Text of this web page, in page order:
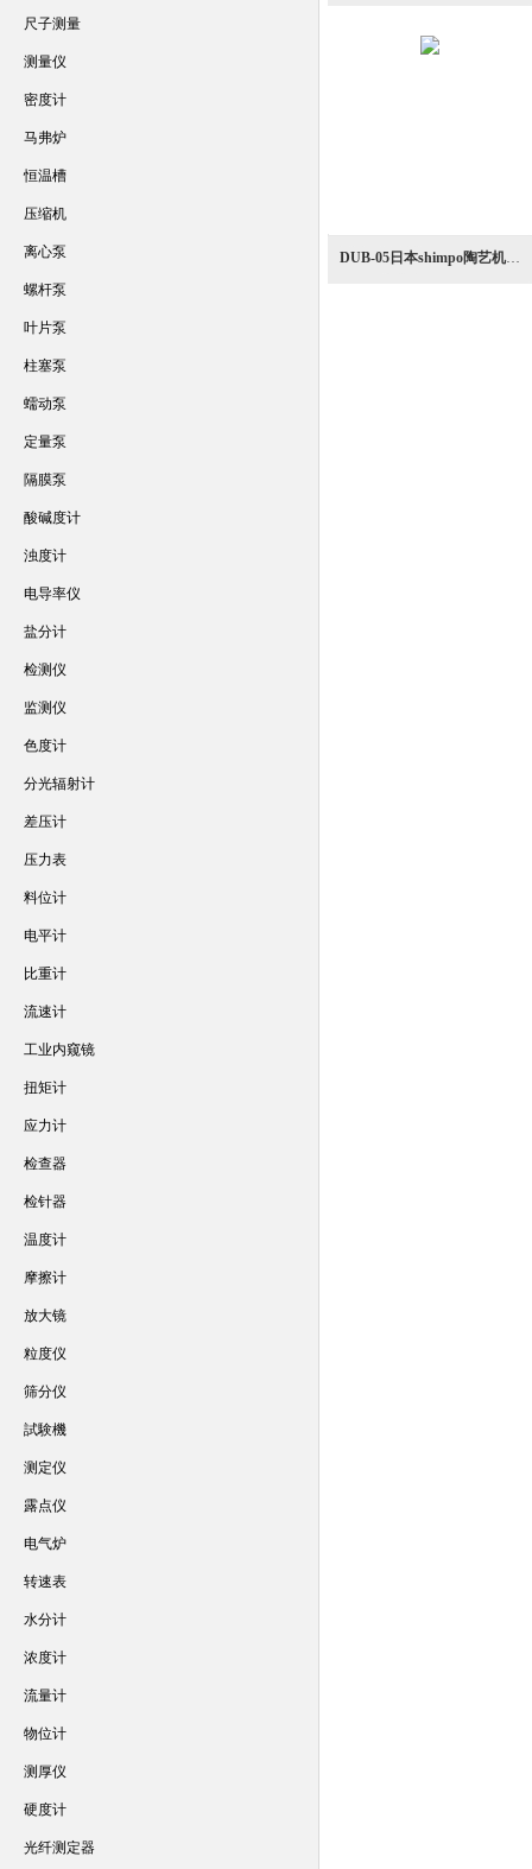
DUB-05日本shimpo陶艺机器陶艺电炉
尺子测量
测量仪
密度计
马弗炉
恒温槽
压缩机
离心泵
螺杆泵
叶片泵
柱塞泵
蠕动泵
定量泵
隔膜泵
酸碱度计
浊度计
电导率仪
盐分计
检测仪
监测仪
色度计
分光辐射计
差压计
压力表
料位计
电平计
比重计
流速计
工业内窥镜
扭矩计
应力计
检查器
检针器
温度计
摩擦计
放大镜
粒度仪
筛分仪
試験機
测定仪
露点仪
电气炉
转速表
水分计
浓度计
流量计
物位计
测厚仪
硬度计
光纤测定器